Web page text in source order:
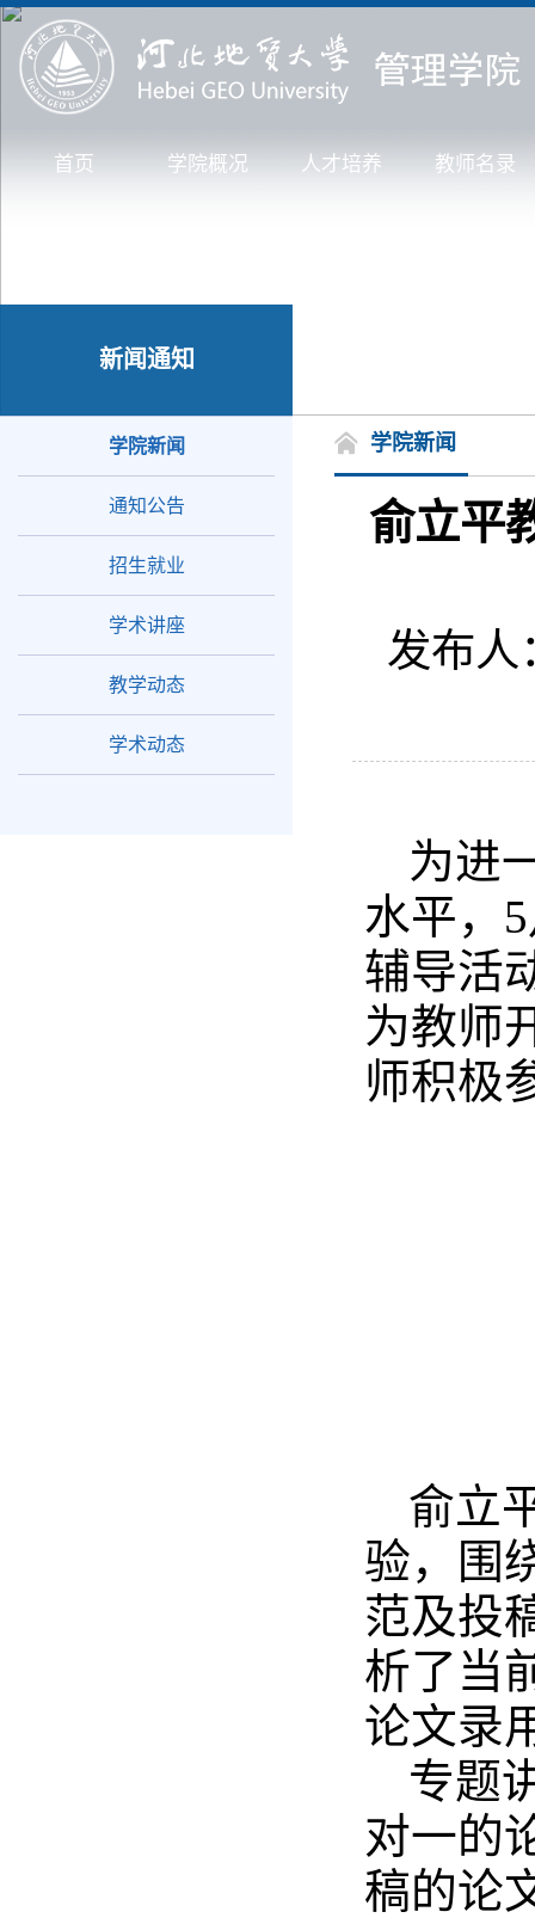
首页 学院概况 人才培养 教师名录
新闻通知
学院新闻
通知公告
招生就业
学术讲座
教学动态
学术动态
学院新闻
俞立平
发布人
为进
水平，
辅导活
为教师
师积极
俞立
验，围
范及投
析了当
论文录
专题
对一的
稿的论